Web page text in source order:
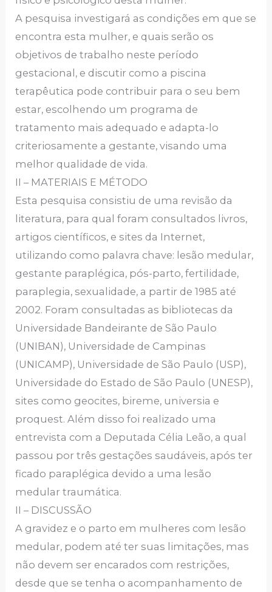
A pesquisa investigará as condições em que se
encontra esta mulher, e quais serão os
objetivos de trabalho neste período
gestacional, e discutir como a piscina
terapêutica pode contribuir para o seu bem
estar, escolhendo um programa de
tratamento mais adequado e adapta-lo
criteriosamente a gestante, visando uma
melhor qualidade de vida.
II – MATERIAIS E MÉTODO
Esta pesquisa consistiu de uma revisão da
literatura, para qual foram consultados livros,
artigos científicos, e sites da Internet,
utilizando como palavra chave: lesão medular,
gestante paraplégica, pós-parto, fertilidade,
paraplegia, sexualidade, a partir de 1985 até
2002. Foram consultadas as bibliotecas da
Universidade Bandeirante de São Paulo
(UNIBAN), Universidade de Campinas
(UNICAMP), Universidade de São Paulo (USP),
Universidade do Estado de São Paulo (UNESP),
sites como geocites, bireme, universia e
proquest. Além disso foi realizado uma
entrevista com a Deputada Célia Leão, a qual
passou por três gestações saudáveis, após ter
ficado paraplégica devido a uma lesão
medular traumática.
II – DISCUSSÃO
A gravidez e o parto em mulheres com lesão
medular, podem até ter suas limitações, mas
não devem ser encarados com restrições,
desde que se tenha o acompanhamento de